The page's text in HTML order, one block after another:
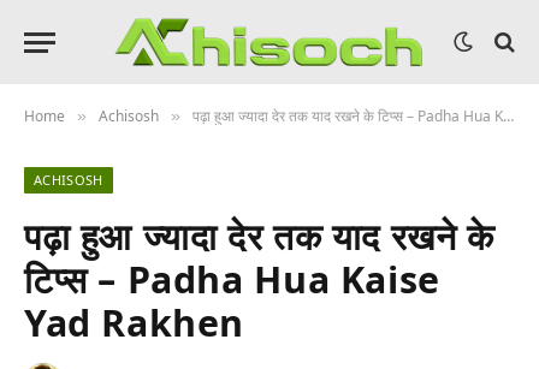
Home » Achisosh » पढ़ा हुआ ज्यादा देर तक याद रखने के टिप्स – Padha Hua Kaise Yad Rakhen
ACHISOSH
पढ़ा हुआ ज्यादा देर तक याद रखने के
टिप्स – Padha Hua Kaise
Yad Rakhen